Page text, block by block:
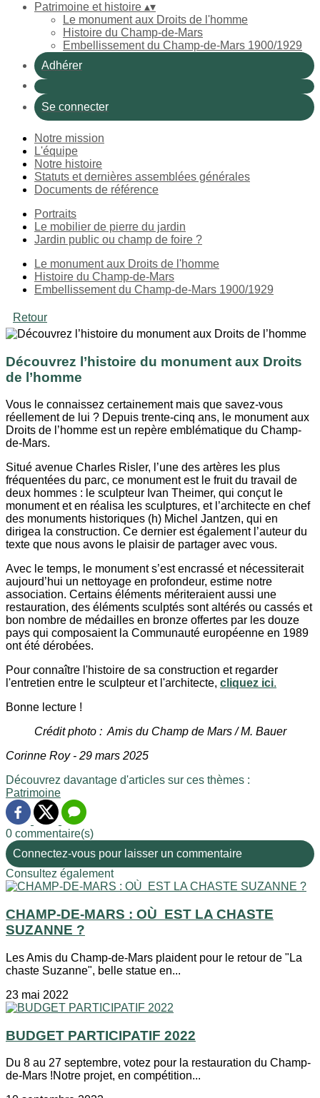
Patrimoine et histoire ▴▾
Le monument aux Droits de l'homme
Histoire du Champ-de-Mars
Embellissement du Champ-de-Mars 1900/1929
Adhérer
Se connecter
Notre mission
L'équipe
Notre histoire
Statuts et dernières assemblées générales
Documents de référence
Portraits
Le mobilier de pierre du jardin
Jardin public ou champ de foire ?
Le monument aux Droits de l'homme
Histoire du Champ-de-Mars
Embellissement du Champ-de-Mars 1900/1929
Retour
Découvrez l’histoire du monument aux Droits
de l’homme
Vous le connaissez certainement mais que savez-vous
réellement de lui ? Depuis trente-cinq ans, le monument aux
Droits de l’homme est un repère emblématique du Champ-
de-Mars.
Situé avenue Charles Risler, l’une des artères les plus
fréquentées du parc, ce monument est le fruit du travail de
deux hommes : le sculpteur Ivan Theimer, qui conçut le
monument et en réalisa les sculptures, et l’architecte en chef
des monuments historiques (h) Michel Jantzen, qui en
dirigea la construction. Ce dernier est également l’auteur du
texte que nous avons le plaisir de partager avec vous.
Avec le temps, le monument s’est encrassé et nécessiterait
aujourd’hui un nettoyage en profondeur, estime notre
association. Certains éléments mériteraient aussi une
restauration, des éléments sculptés sont altérés ou cassés et
bon nombre de médailles en bronze offertes par les douze
pays qui composaient la Communauté européenne en 1989
ont été dérobées.
Pour connaître l'histoire de sa construction et regarder
l'entretien entre le sculpteur et l'architecte, cliquez ici.
Bonne lecture !
Crédit photo : Amis du Champ de Mars / M. Bauer
Corinne Roy - 29 mars 2025
Découvrez davantage d'articles sur ces thèmes :
Patrimoine
0 commentaire(s)
Connectez-vous pour laisser un commentaire
Consultez également
CHAMP-DE-MARS : OÙ EST LA CHASTE
SUZANNE ?
Les Amis du Champ-de-Mars plaident pour le retour de "La
chaste Suzanne", belle statue en...
23 mai 2022
BUDGET PARTICIPATIF 2022
Du 8 au 27 septembre, votez pour la restauration du Champ-
de-Mars !Notre projet, en compétition...